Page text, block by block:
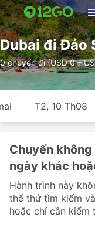
Dubai đi Đảo
0 chuyến đi (USD 0 –
T2, 10 Th08
Chuyến
ngày khác
Hành trình này
thể thử tìm kiếm
hoặc chỉ cần kiểm